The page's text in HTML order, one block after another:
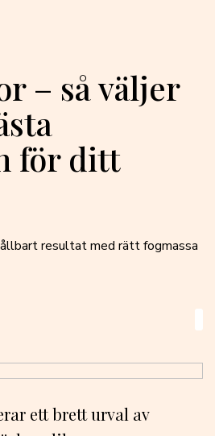
– så väljer
för ditt
resultat med rätt fogmassa
ett brett urval av